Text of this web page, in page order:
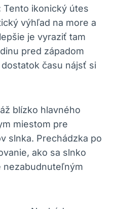
Tento ikonický útes
výhľad na more a
je vyraziť tam
pred západom
času nájsť si
blízko hlavného
miestom pre
slnka. Prechádzka po
ako sa slnko
nezabudnuteľným